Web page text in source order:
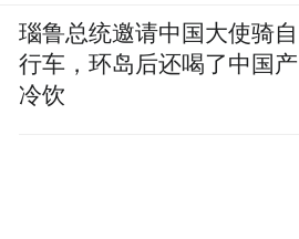
瑙鲁总统邀请中国大使骑自
行车，环岛后还喝了中国产
冷饮